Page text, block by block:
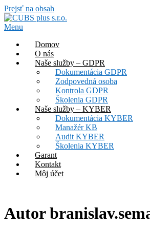
Prejsť na obsah
Menu
Domov
O nás
Naše služby – GDPR
Dokumentácia GDPR
Zodpovedná osoba
Kontrola GDPR
Školenia GDPR
Naše služby – KYBER
Dokumentácia KYBER
Manažér KB
Audit KYBER
Školenia KYBER
Garant
Kontakt
Môj účet
Autor